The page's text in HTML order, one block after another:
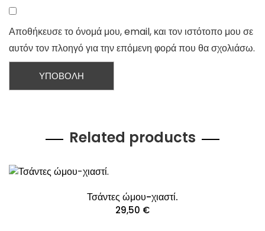
Αποθήκευσε το όνομά μου, email, και τον ιστότοπο μου σε
αυτόν τον πλοηγό για την επόμενη φορά που θα σχολιάσω.
Related products
Τσάντες ώμου-χιαστί.
29,50 €